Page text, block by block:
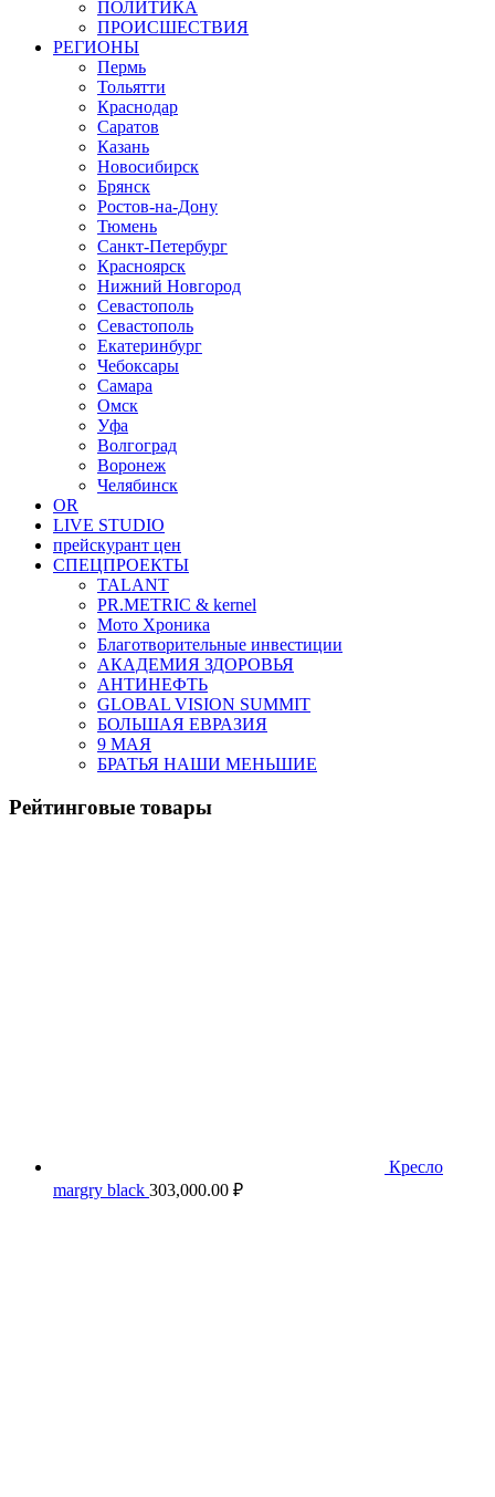
ПОЛИТИКА
ПРОИСШЕСТВИЯ
РЕГИОНЫ
Пермь
Тольятти
Краснодар
Саратов
Казань
Новосибирск
Брянск
Ростов-на-Дону
Тюмень
Санкт-Петербург
Красноярск
Нижний Новгород
Севастополь
Севастополь
Екатеринбург
Чебоксары
Самара
Омск
Уфа
Волгоград
Воронеж
Челябинск
OR
LIVE STUDIO
прейскурант цен
СПЕЦПРОЕКТЫ
TALANT
PR.METRIC & kernel
Мото Хроника
Благотворительные инвестиции
АКАДЕМИЯ ЗДОРОВЬЯ
АНТИНЕФТЬ
GLOBAL VISION SUMMIT
БОЛЬШАЯ ЕВРАЗИЯ
9 МАЯ
БРАТЬЯ НАШИ МЕНЬШИЕ
Рейтинговые товары
Кресло
margry black 303,000.00 ₽